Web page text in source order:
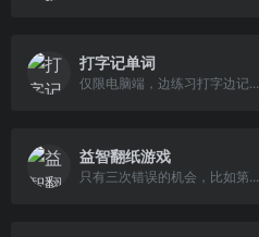
打字记单词
仅限电脑端，边练习打字边记...
益智翻纸游戏
只有三次错误的机会，比如第...